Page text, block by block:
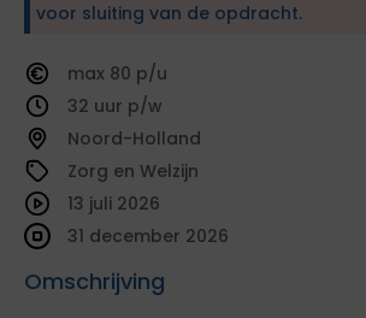
voor sluiting van de opdracht.
80
32
Noord-Holland
Zorg en Welzijn
Omschrijving
13 juli 2026
31 december 2026